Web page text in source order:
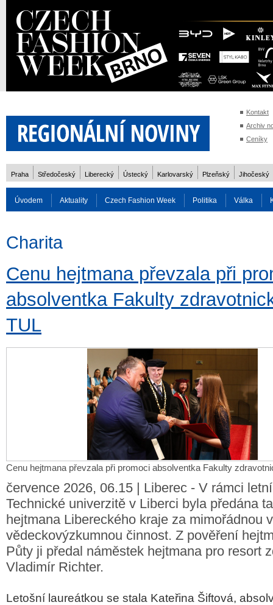
Kontakt
Archiv
Ceníky
Praha Středočeský Liberecký Ústecký Karlovarský Plzeňský Jihočeský
Úvodem Aktuality Czech Fashion Week Politika Válka
Charita
Cenu hejtmana převzala při
absolventka Fakulty
TUL
Cenu hejtmana převzala při promoci absolventka Fakulty
července 2026, 06.15 | Liberec - V rámci
Technické univerzitě v Liberci byla předána
hejtmana Libereckého kraje za mimořádnou
vědeckovýzkumnou činnost. Z pověření
Půty ji předal náměstek hejtmana pro resort
Vladimír Richter.
Letošní laureátkou se stala Kateřina Šiftová,